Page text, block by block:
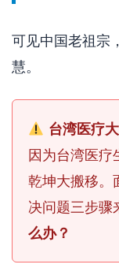
可见中国老祖宗
慧。
台湾医疗
因为台湾医疗
乾坤大搬移。
决问题三步骤
么办？